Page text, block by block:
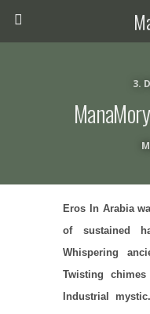
3.
Eros In Arabia
of sustained
Whispering
Twisting
Industrial